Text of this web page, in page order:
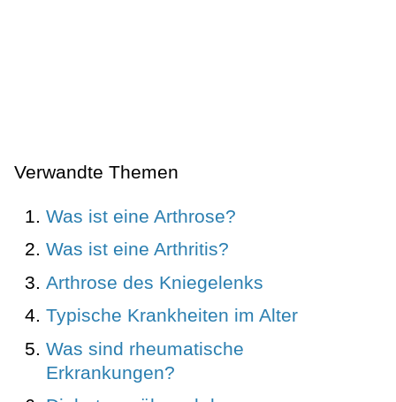
Verwandte Themen
Was ist eine Arthrose?
Was ist eine Arthritis?
Arthrose des Kniegelenks
Typische Krankheiten im Alter
Was sind rheumatische
Erkrankungen?